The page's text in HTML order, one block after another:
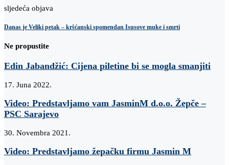
sljedeća objava
Danas je Veliki petak – kršćanski spomendan Isusove muke i smrti
Ne propustite
Edin Jabandžić: Cijena piletine bi se mogla smanjiti
17. Juna 2022.
Video: Predstavljamo vam JasminM d.o.o. Žepče –
PSC Sarajevo
30. Novembra 2021.
Video: Predstavljamo žepačku firmu Jasmin M